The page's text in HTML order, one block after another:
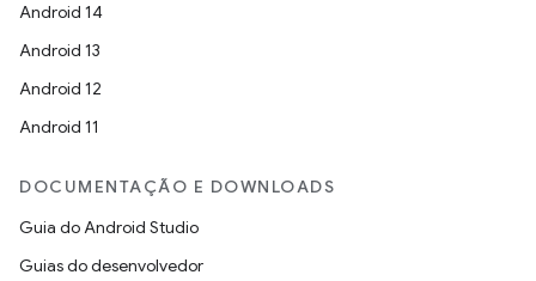
Android 14
Android 13
Android 12
Android 11
DOCUMENTAÇÃO E DOWNLOADS
Guia do Android Studio
Guias do desenvolvedor